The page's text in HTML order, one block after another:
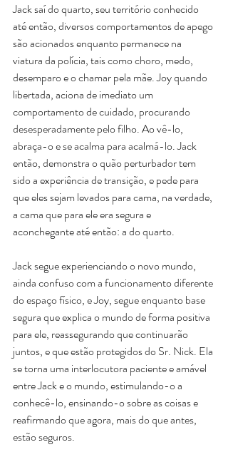
Jack saí do quarto, seu território conhecido
até então, diversos comportamentos de apego
são acionados enquanto permanece na
viatura da polícia, tais como choro, medo,
desemparo e o chamar pela mãe. Joy quando
libertada, aciona de imediato um
comportamento de cuidado, procurando
desesperadamente pelo filho. Ao vê-lo,
abraça-o e se acalma para acalmá-lo. Jack
então, demonstra o quão perturbador tem
sido a experiência de transição, e pede para
que eles sejam levados para cama, na verdade,
a cama que para ele era segura e
aconchegante até então: a do quarto.
Jack segue experienciando o novo mundo,
ainda confuso com a funcionamento diferente
do espaço físico, e Joy, segue enquanto base
segura que explica o mundo de forma positiva
para ele, reassegurando que continuarão
juntos, e que estão protegidos do Sr. Nick. Ela
se torna uma interlocutora paciente e amável
entre Jack e o mundo, estimulando-o a
conhecê-lo, ensinando-o sobre as coisas e
reafirmando que agora, mais do que antes,
estão seguros.